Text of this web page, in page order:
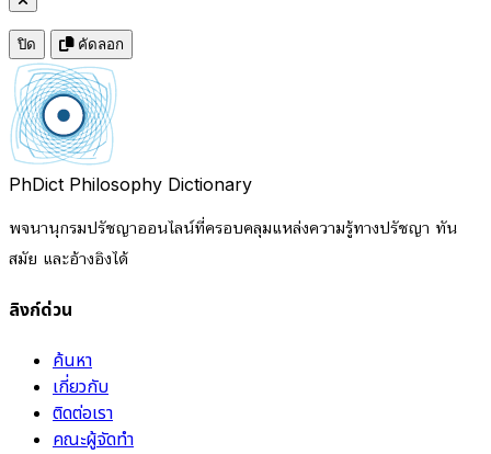
ปิด คัดลอก
PhDict Philosophy Dictionary
พจนานุกรมปรัชญาออนไลน์ที่ครอบคลุมแหล่งความรู้ทางปรัชญา ทัน
สมัย และอ้างอิงได้
ลิงก์ด่วน
ค้นหา
เกี่ยวกับ
ติดต่อเรา
คณะผู้จัดทำ